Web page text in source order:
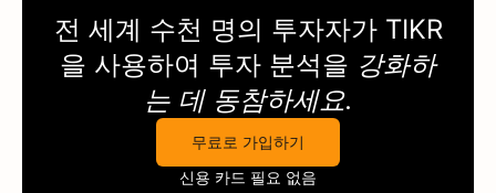
전 세계 수천 명의 투자자가 TIKR
을 사용하여 투자 분석을 강화하
는 데 동참하세요.
무료로 가입하기
신용 카드 필요 없음